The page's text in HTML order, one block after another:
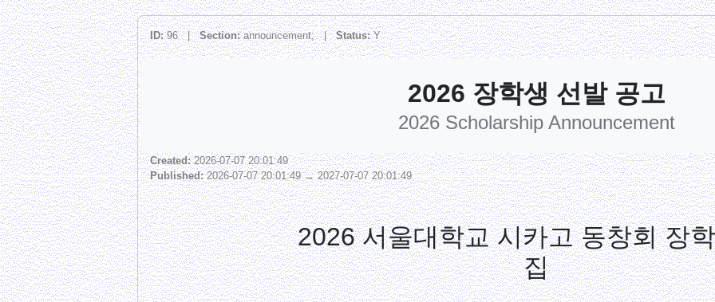
ID:96 |Section:announcement; |Status:Y
2026 장학생 선발 공고
2026 Scholarship Announcement
Created:2026-07-07 20:01:49
Published:2026-07-07 20:01:49 → 2027-07-07 20:01:49
2026 서울대학교 시카고 동창회 장
집